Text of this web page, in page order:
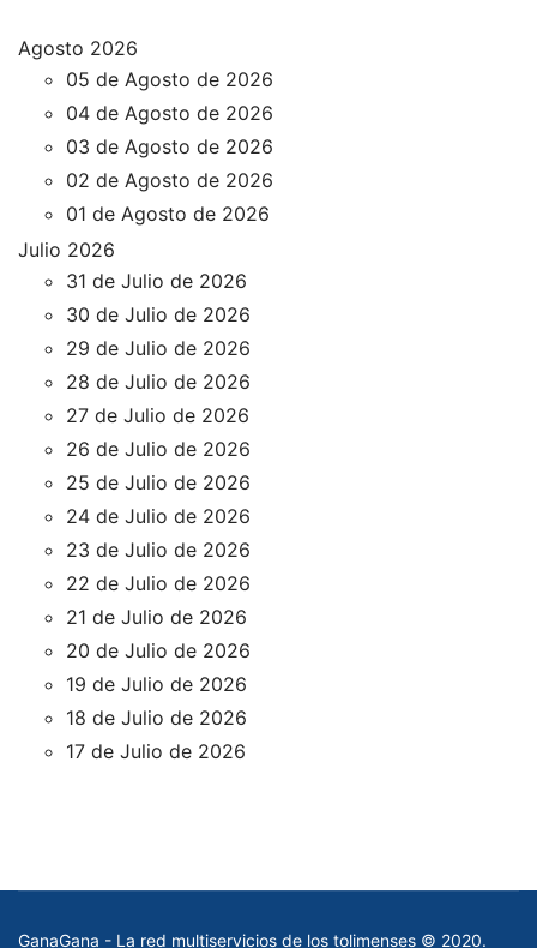
Agosto 2026
05 de Agosto de 2026
04 de Agosto de 2026
03 de Agosto de 2026
02 de Agosto de 2026
01 de Agosto de 2026
Julio 2026
31 de Julio de 2026
30 de Julio de 2026
29 de Julio de 2026
28 de Julio de 2026
27 de Julio de 2026
26 de Julio de 2026
25 de Julio de 2026
24 de Julio de 2026
23 de Julio de 2026
22 de Julio de 2026
21 de Julio de 2026
20 de Julio de 2026
19 de Julio de 2026
18 de Julio de 2026
17 de Julio de 2026
GanaGana - La red multiservicios de los tolimenses © 2020.